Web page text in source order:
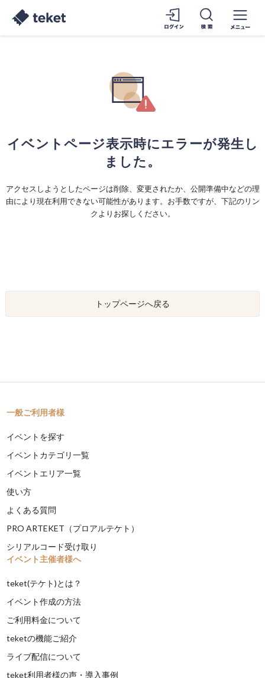
イベントページ表示時にエラーが発生し
ました。
アクセスしようとしたページは削除、変更されたか、公開準備中などの理
由により現在利用できない可能性があります。お手数ですが、下記のリン
クよりお探しください。
トップページへ戻る
一般ご利用者様
イベントを探す
イベントカテゴリ一覧
イベントエリア一覧
使い方
よくある質問
PRO ARTEKET（プロアルテケト）
シリアルコード受け取り
イベント主催者様へ
teket(テケト)とは？
イベント作成の方法
ご利用料金について
teketの機能ご紹介
ライブ配信について
teket利用者様の声・導入事例